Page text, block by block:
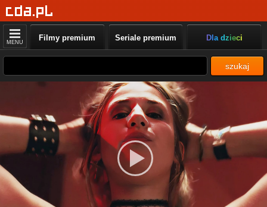
MENU Filmy premium Seriale premium Dla dzieci
szukaj